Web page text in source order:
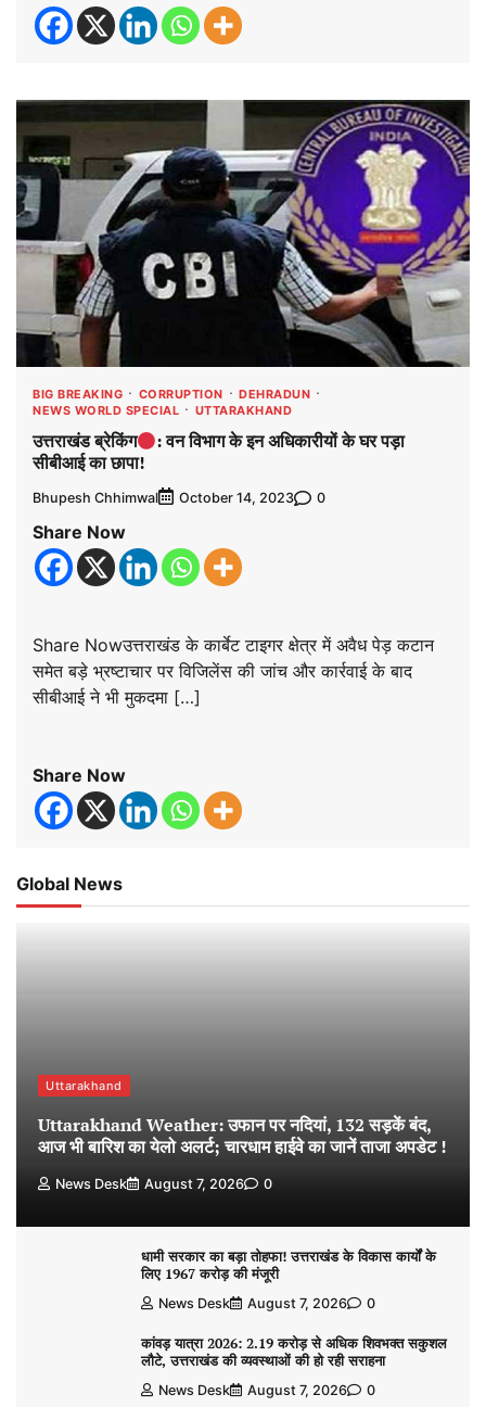
BIG BREAKING CORRUPTION
DEHRADUN
NEWS WORLD SPECIAL
UTTARAKHAND
उत्तराखंड ब्रेकिंग
: वन विभाग के इन अधिकारीयों के घर पड़ा
सीबीआई का छापा!
Bhupesh Chhimwal October 14, 2023 0
Share Now
Share Nowउत्तराखंड के कार्बेट टाइगर क्षेत्र में अवैध पेड़ कटान
समेत बड़े भ्रष्टाचार पर विजिलेंस की जांच और कार्रवाई के बाद
सीबीआई ने भी मुकदमा […]
Share Now
Global News
Uttarakhand
Uttarakhand Weather: उफान पर नदियां, 132 सड़कें बंद,
आज भी बारिश का येलो अलर्ट; चारधाम हाईवे का जानें ताजा अपडेट !
News Desk August 7, 2026 0
धामी सरकार का बड़ा तोहफा! उत्तराखंड के विकास कार्यों के
लिए 1967 करोड़ की मंजूरी
News Desk August 7, 2026 0
कांवड़ यात्रा 2026: 2.19 करोड़ से अधिक शिवभक्त सकुशल
लौटे, उत्तराखंड की व्यवस्थाओं की हो रही सराहना
News Desk August 7, 2026 0